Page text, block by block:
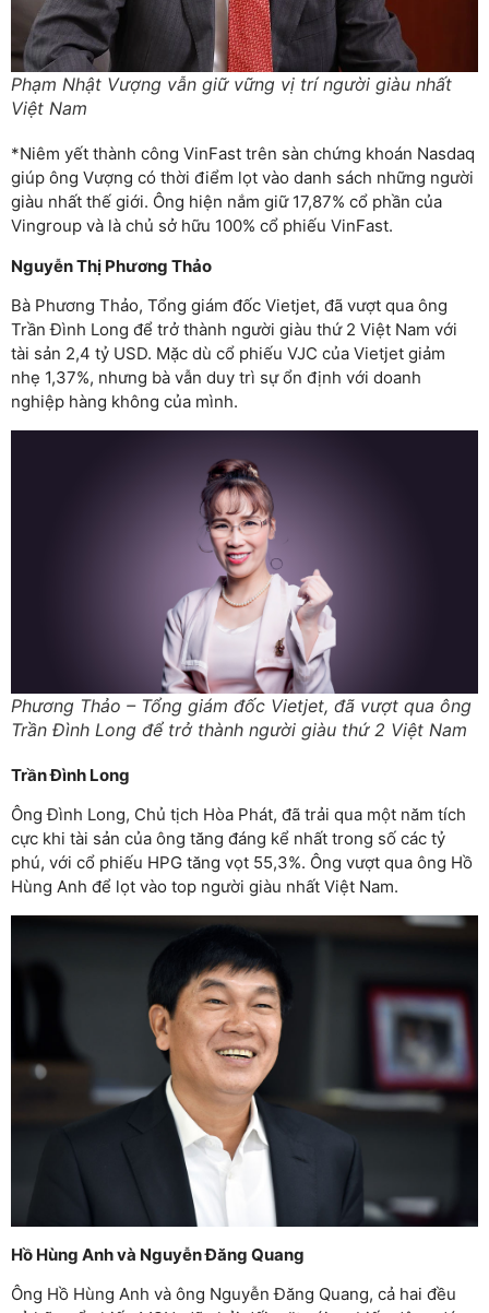
Phạm Nhật Vượng vẫn giữ vững vị trí người giàu nhất
Việt Nam
*Niêm yết thành công VinFast trên sàn chứng khoán Nasdaq
giúp ông Vượng có thời điểm lọt vào danh sách những người
giàu nhất thế giới. Ông hiện nắm giữ 17,87% cổ phần của
Vingroup và là chủ sở hữu 100% cổ phiếu VinFast.
Nguyễn Thị Phương Thảo
Bà Phương Thảo, Tổng giám đốc Vietjet, đã vượt qua ông
Trần Đình Long để trở thành người giàu thứ 2 Việt Nam với
tài sản 2,4 tỷ USD. Mặc dù cổ phiếu VJC của Vietjet giảm
nhẹ 1,37%, nhưng bà vẫn duy trì sự ổn định với doanh
nghiệp hàng không của mình.
Phương Thảo – Tổng giám đốc Vietjet, đã vượt qua ông
Trần Đình Long để trở thành người giàu thứ 2 Việt Nam
Trần Đình Long
Ông Đình Long, Chủ tịch Hòa Phát, đã trải qua một năm tích
cực khi tài sản của ông tăng đáng kể nhất trong số các tỷ
phú, với cổ phiếu HPG tăng vọt 55,3%. Ông vượt qua ông Hồ
Hùng Anh để lọt vào top người giàu nhất Việt Nam.
Hồ Hùng Anh và Nguyễn Đăng Quang
Ông Hồ Hùng Anh và ông Nguyễn Đăng Quang, cả hai đều